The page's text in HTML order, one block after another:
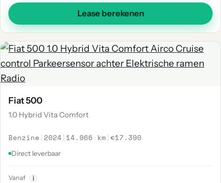
Lease berekenen
Fiat 500
1.0 Hybrid Vita Comfort
Benzine | 2024 | 14.966 km |€17.390
Direct leverbaar
Vanaf i